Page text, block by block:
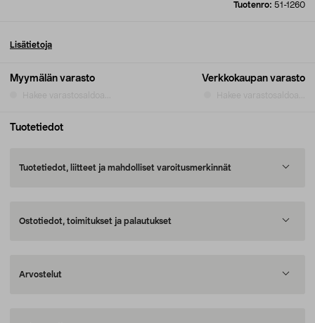
Tuotenro: 51-1260
Myymälän varasto Verkkokaupan varasto
Lisätietoja
Tuotetiedot
Tuotetiedot, liitteet ja mahdolliset varoitusmerkinnät
Ostotiedot, toimitukset ja palautukset
Arvostelut